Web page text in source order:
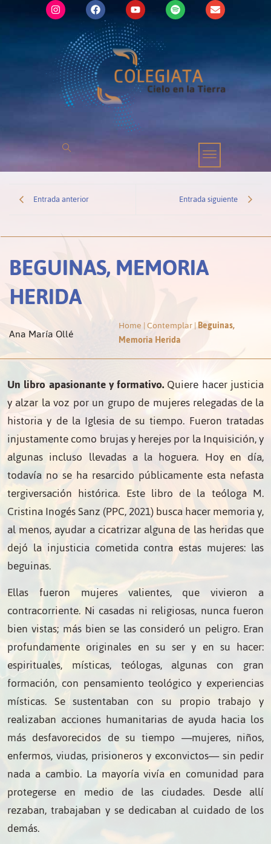
Entrada anterior Entrada siguiente
BEGUINAS, MEMORIA
HERIDA
Ana María Ollé Home|Contemplar|Beguinas,
Memoria Herida
Un libro apasionante y formativo.Quiere hacer justicia
y alzar la voz por un grupo de mujeres relegadas de la
historia y de la Iglesia de su tiempo. Fueron tratadas
injustamente como brujas y herejes por la Inquisición, y
algunas incluso llevadas a la hoguera. Hoy en día,
todavía no se ha resarcido públicamente esta nefasta
tergiversación histórica. Este libro de la teóloga M.
Cristina Inogés Sanz (PPC, 2021) busca hacer memoria y,
al menos, ayudar a cicatrizar alguna de las heridas que
dejó la injusticia cometida contra estas mujeres: las
beguinas.
Ellas fueron mujeres valientes, que vivieron a
contracorriente. Ni casadas ni religiosas, nunca fueron
bien vistas; más bien se las consideró un peligro. Eran
profundamente originales en su ser y en su hacer:
espirituales, místicas, teólogas, algunas con gran
formación, con pensamiento teológico y experiencias
místicas. Se sustentaban con su propio trabajo y
realizaban acciones humanitarias de ayuda hacia los
más desfavorecidos de su tiempo —mujeres, niños,
enfermos, viudas, prisioneros y exconvictos— sin pedir
nada a cambio. La mayoría vivía en comunidad para
protegerse en medio de las ciudades. Desde allí
rezaban, trabajaban y se dedicaban al cuidado de los
demás.